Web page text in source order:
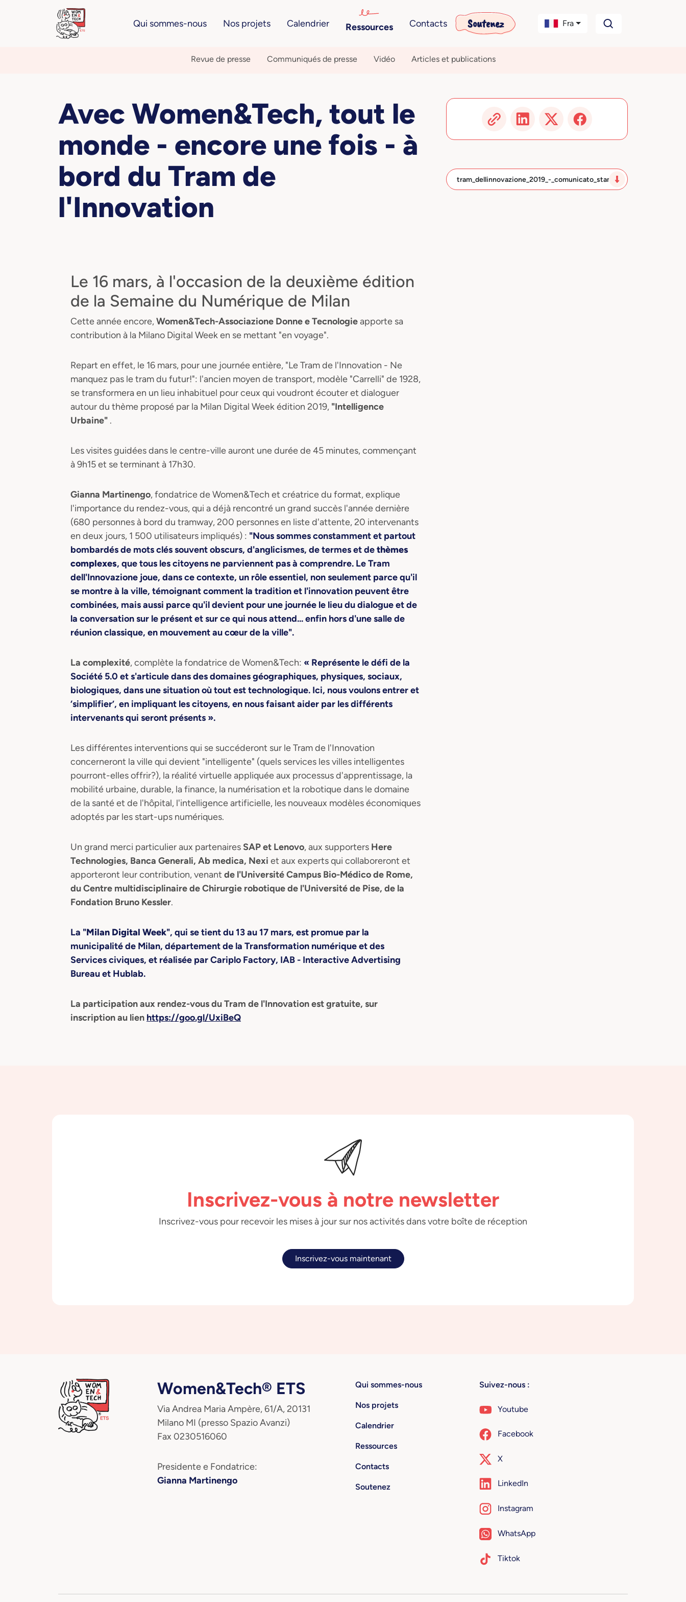
Qui sommes-nous Nos projets Calendrier Ressources Contacts Soutenez Fra
Revue de presse Communiqués de presse Vidéo Articles et publications
tram_dellinnovazione_2019_-_comunicato_stampa_1.p…
Avec Women&Tech, tout le
monde - encore une fois - à
bord du Tram de
l'Innovation
Le 16 mars, à l'occasion de la deuxième édition
de la Semaine du Numérique de Milan
Cette année encore,Women&Tech-Associazione Donne e Tecnologieapporte sa
contribution à la Milano Digital Week en se mettant "en voyage".
Repart en effet, le 16 mars, pour une journée entière, "Le Tram de l'Innovation - Ne
manquez pas le tram du futur!": l'ancien moyen de transport, modèle "Carrelli" de 1928,
se transformera en un lieu inhabituel pour ceux qui voudront écouter et dialoguer
autour du thème proposé par la Milan Digital Week édition 2019, "Intelligence
Urbaine" .
Les visites guidées dans le centre-ville auront une durée de 45 minutes, commençant
à 9h15 et se terminant à 17h30.
Gianna Martinengo, fondatrice de Women&Tech et créatrice du format, explique
l'importance du rendez-vous, qui a déjà rencontré un grand succès l'année dernière
(680 personnes à bord du tramway, 200 personnes en liste d'attente, 20 intervenants
en deux jours, 1 500 utilisateurs impliqués) : "Nous sommes constamment et partout
bombardés de mots clés souvent obscurs, d'anglicismes, de termes et dethèmes
complexes, que tous les citoyens ne parviennent pas à comprendre. Le Tram
dell'Innovazione joue, dans ce contexte, un rôle essentiel, non seulement parce qu'il
se montre à la ville, témoignant comment la tradition et l'innovation peuvent être
combinées, mais aussi parce qu'il devient pour une journée le lieu du dialogue et de
la conversation sur le présent et sur ce qui nous attend... enfin hors d'une salle de
réunion classique, en mouvement au cœur de la ville".
La complexité, complète la fondatrice de Women&Tech: « Représente le défi de la
Société 5.0 et s'articule dans des domaines géographiques, physiques, sociaux,
biologiques, dans une situation où tout est technologique. Ici, nous voulons entrer et
‘simplifier’, en impliquant les citoyens, en nous faisant aider par les différents
intervenants qui seront présents ».
Les différentes interventions qui se succéderont sur le Tram de l'Innovation
concerneront la ville qui devient "intelligente" (quels services les villes intelligentes
pourront-elles offrir?), la réalité virtuelle appliquée aux processus d'apprentissage, la
mobilité urbaine, durable, la finance, la numérisation et la robotique dans le domaine
de la santé et de l'hôpital, l'intelligence artificielle, les nouveaux modèles économiques
adoptés par les start-ups numériques.
Un grand merci particulier aux partenaires SAP et Lenovo, aux supporters Here
Technologies, Banca Generali, Ab medica, Nexi et aux experts qui collaboreront et
apporteront leur contribution, venant de l'Université Campus Bio-Médico de Rome,
du Centre multidisciplinaire de Chirurgie robotique de l'Université de Pise, de la
Fondation Bruno Kessler.
La "Milan Digital Week", qui se tient du 13 au 17 mars, est promue par la
municipalité de Milan, département de la Transformation numérique et des
Services civiques, et réalisée par Cariplo Factory, IAB - Interactive Advertising
Bureau et Hublab.
La participation aux rendez-vous du Tram de l'Innovation est gratuite, sur
inscription au lien https://goo.gl/UxiBeQ
Inscrivez-vous à notre newsletter
Inscrivez-vous pour recevoir les mises à jour sur nos activités dans votre boîte de réception
Inscrivez-vous maintenant
Women&Tech® ETS
Via Andrea Maria Ampère, 61/A, 20131
Milano MI (presso Spazio Avanzi)
Fax 0230516060
Presidente e Fondatrice:
Gianna Martinengo
Qui sommes-nous
Nos projets
Calendrier
Ressources
Contacts
Soutenez
Suivez-nous :
Youtube
Facebook
X
LinkedIn
Instagram
WhatsApp
Tiktok